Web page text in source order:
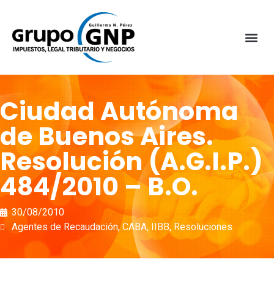
Ciudad Autónoma
de Buenos Aires.
Resolución (A.G.I.P.)
484/2010 – B.O.
30/08/2010
Agentes de Recaudación,CABA, IIBB, Resoluciones